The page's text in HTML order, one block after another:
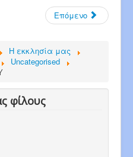
Επόμενο
Η εκκλησία μας
Uncategorised
φίλους